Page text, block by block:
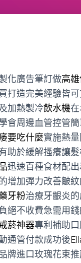
化廣告筆訂做高
打造完美經驗皆
加熱製冷飲水機
會周邊血管控管
要吃什麼實施熱
助於緩解搔癢讓
迅速百種食材配
增加彈力改善皺紋
牙粉治療牙齦炎
絕不收費急需用錢
菸神器專利補助
通管付款成功後
牌進口玫瑰花束